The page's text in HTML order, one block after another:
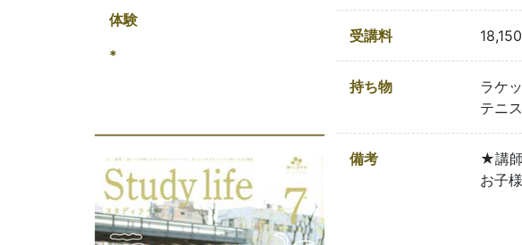
体験
*
受講料
持ち物
ラケ
テニ
備考
★講
お子